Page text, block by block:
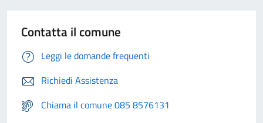
Contatta il comune
Leggi le domande frequenti
Richiedi Assistenza
Chiama il comune 085 8576131